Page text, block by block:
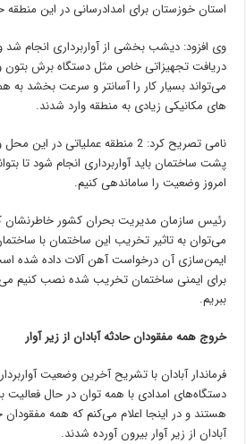
استان خوزستان برای امدادرسانی در این منطقه
وی افزود: دیشب بخشی از آواربرداری انجام شد
دریافت تجهیزاتی خاص مثل دستگاه برش
می‌تواند بسیار کار را آسانتر و سرعت بخشد به
های مکانیکی زیادی به منطقه وارد شدند.
نامی تصریح کرد: 2 منطقه عملیاتی
پشت ساختمان باید آواربرداری انجام شود تا
امروز وضعیت را ساماندهی کنیم.
رئیس سازمان مدیریت بحران کشور خاطرنشان
می‌توان به تاثیر تخریب این ساختمان با
ایمن‌سازی آن درخواست آهن آلات داده شده
برای ایمنی ساختمان تخریب شده نصب کنیم می
ببریم.
خروج همه مفقودان حادثه آبادان از زیر آوار
فرماندار آبادان با تشریح آخرین وضعیت
دستگاه‌های امدادی با همه توان در حال فعالیت
هستند و در اینجا اعلام می‌کنم که همه
آبادان از زیر آوار بیرون آورده شدند.